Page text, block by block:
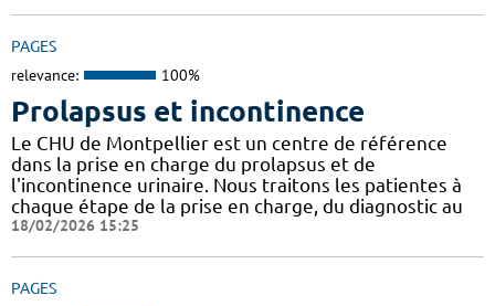
PAGES
relevance: 100%
Prolapsus et incontinence
Le CHU de Montpellier est un centre de référence
dans la prise en charge du prolapsus et de
l'incontinence urinaire. Nous traitons les patientes à
chaque étape de la prise en charge, du diagnostic au
18/02/2026 15:25
PAGES